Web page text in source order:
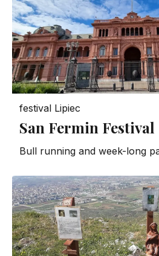
festival Lipiec
San Fermin Festival
Bull running and week-long